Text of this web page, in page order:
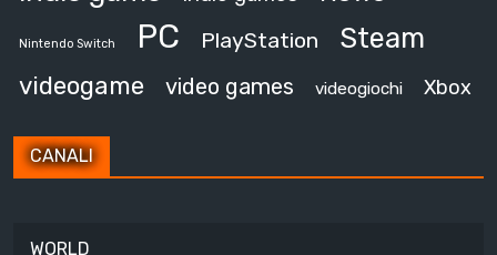
Nintendo Switch PC PlayStation Steam
videogame video games videogiochi Xbox
CANALI
WORLD